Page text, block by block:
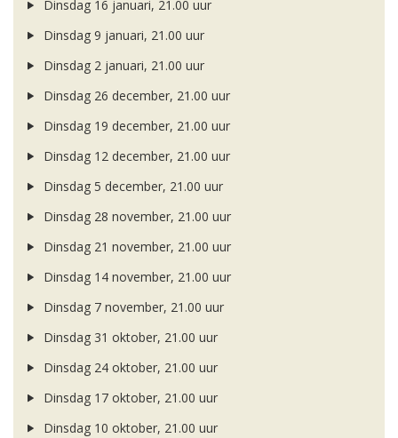
Dinsdag 16 januari, 21.00 uur
Dinsdag 9 januari, 21.00 uur
Dinsdag 2 januari, 21.00 uur
Dinsdag 26 december, 21.00 uur
Dinsdag 19 december, 21.00 uur
Dinsdag 12 december, 21.00 uur
Dinsdag 5 december, 21.00 uur
Dinsdag 28 november, 21.00 uur
Dinsdag 21 november, 21.00 uur
Dinsdag 14 november, 21.00 uur
Dinsdag 7 november, 21.00 uur
Dinsdag 31 oktober, 21.00 uur
Dinsdag 24 oktober, 21.00 uur
Dinsdag 17 oktober, 21.00 uur
Dinsdag 10 oktober, 21.00 uur